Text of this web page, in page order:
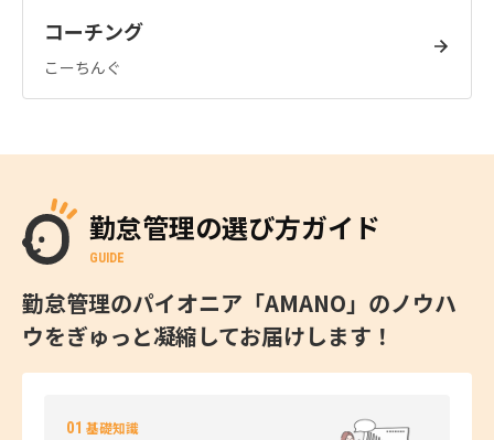
コーチング
こーちんぐ
勤怠管理の選び方ガイド
GUIDE
勤怠管理のパイオニア「AMANO」のノウハ
ウをぎゅっと凝縮してお届けします！
01 基礎知識